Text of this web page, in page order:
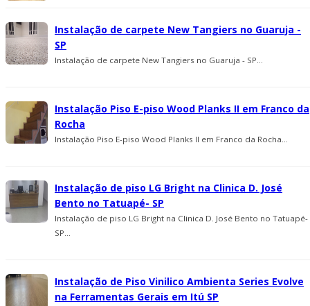
Instalação de carpete New Tangiers no Guaruja -
SP
Instalação de carpete New Tangiers no Guaruja - SP...
Instalação Piso E-piso Wood Planks II em Franco da
Rocha
Instalação Piso E-piso Wood Planks II em Franco da Rocha...
Instalação de piso LG Bright na Clinica D. José
Bento no Tatuapé- SP
Instalação de piso LG Bright na Clinica D. José Bento no Tatuapé-
SP...
Instalação de Piso Vinilico Ambienta Series Evolve
na Ferramentas Gerais em Itú SP